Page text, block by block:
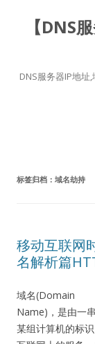
【DNS
DNS服务器IP地址
标签归档： 域名劫持
移动互联网
名解析篇
域名(Domain
Name)，是由一
某组计算机的标